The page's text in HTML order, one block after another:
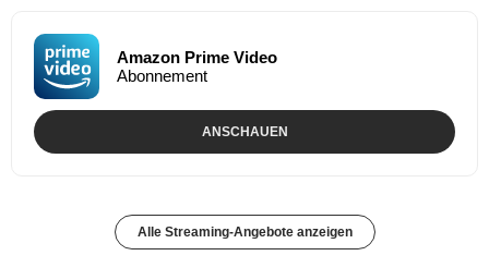
Amazon Prime Video
Abonnement
ANSCHAUEN
Alle Streaming-Angebote anzeigen